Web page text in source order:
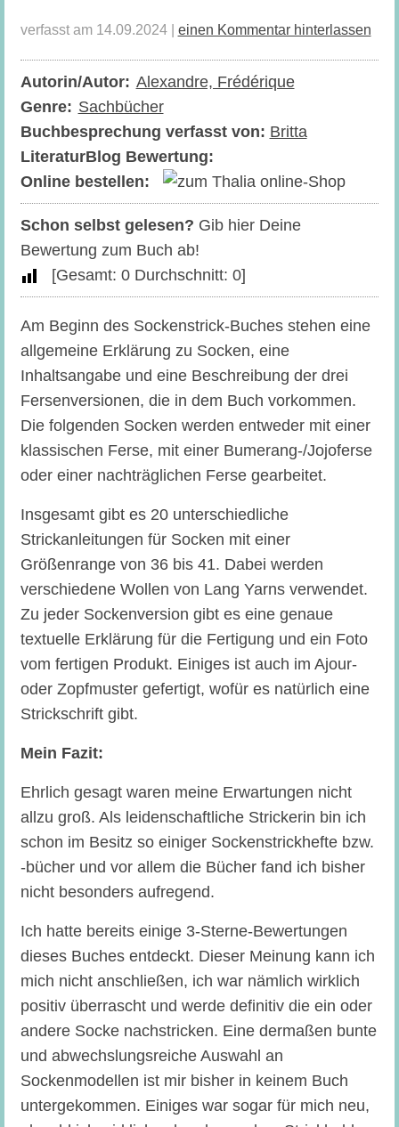
verfasst am 14.09.2024 | einen Kommentar hinterlassen
Autorin/Autor: Alexandre, Frédérique
Genre: Sachbücher
Buchbesprechung verfasst von: Britta
LiteraturBlog Bewertung:
Online bestellen:
Schon selbst gelesen? Gib hier Deine
Bewertung zum Buch ab!
[Gesamt: 0Durchschnitt: 0]
Am Beginn des Sockenstrick-Buches stehen eine
allgemeine Erklärung zu Socken, eine
Inhaltsangabe und eine Beschreibung der drei
Fersenversionen, die in dem Buch vorkommen.
Die folgenden Socken werden entweder mit einer
klassischen Ferse, mit einer Bumerang-/Jojoferse
oder einer nachträglichen Ferse gearbeitet.
Insgesamt gibt es 20 unterschiedliche
Strickanleitungen für Socken mit einer
Größenrange von 36 bis 41. Dabei werden
verschiedene Wollen von Lang Yarns verwendet.
Zu jeder Sockenversion gibt es eine genaue
textuelle Erklärung für die Fertigung und ein Foto
vom fertigen Produkt. Einiges ist auch im Ajour-
oder Zopfmuster gefertigt, wofür es natürlich eine
Strickschrift gibt.
Mein Fazit:
Ehrlich gesagt waren meine Erwartungen nicht
allzu groß. Als leidenschaftliche Strickerin bin ich
schon im Besitz so einiger Sockenstrickhefte bzw.
-bücher und vor allem die Bücher fand ich bisher
nicht besonders aufregend.
Ich hatte bereits einige 3-Sterne-Bewertungen
dieses Buches entdeckt. Dieser Meinung kann ich
mich nicht anschließen, ich war nämlich wirklich
positiv überrascht und werde definitiv die ein oder
andere Socke nachstricken. Eine dermaßen bunte
und abwechslungsreiche Auswahl an
Sockenmodellen ist mir bisher in keinem Buch
untergekommen. Einiges war sogar für mich neu,